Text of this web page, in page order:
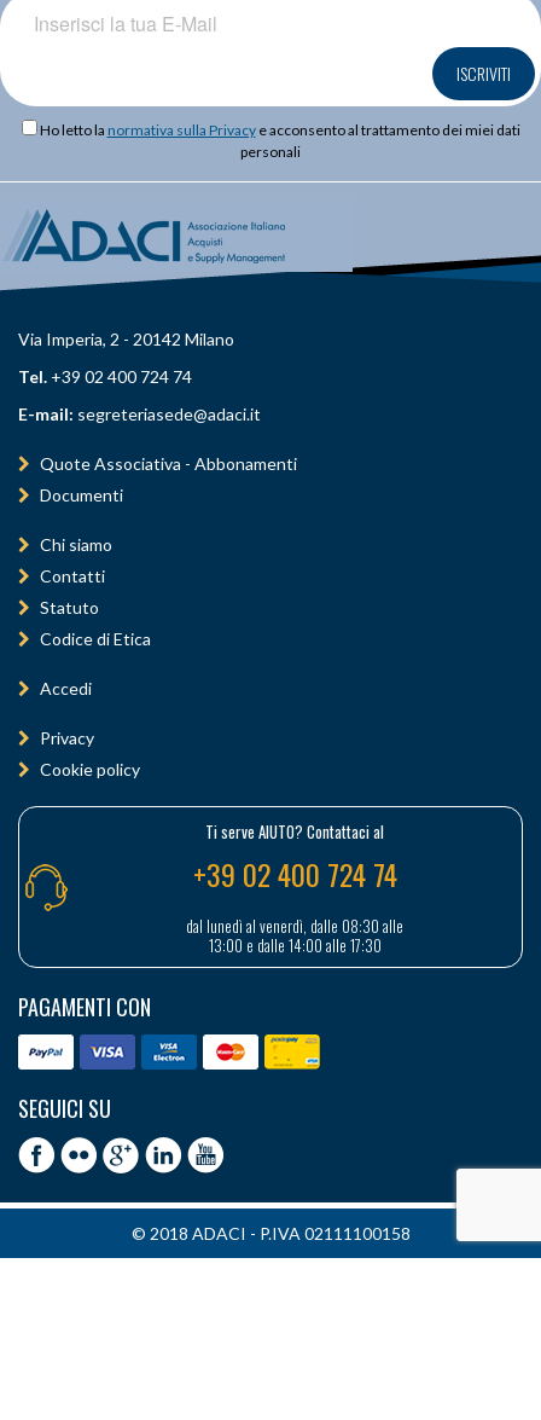
ISCRIVITI
Ho letto la normativa sulla Privacye acconsento al trattamento dei miei dati
personali
Via Imperia, 2 - 20142 Milano
Tel. +39 02 400 724 74
E-mail: segreteriasede@adaci.it
Quote Associativa - Abbonamenti
Documenti
Chi siamo
Contatti
Statuto
Codice di Etica
Accedi
Privacy
Cookie policy
Ti serve AIUTO? Contattaci al
+39 02 400 724 74
dal lunedì al venerdì, dalle 08:30 alle
13:00 e dalle 14:00 alle 17:30
PAGAMENTI CON
SEGUICI SU
© 2018 ADACI - P.IVA 02111100158